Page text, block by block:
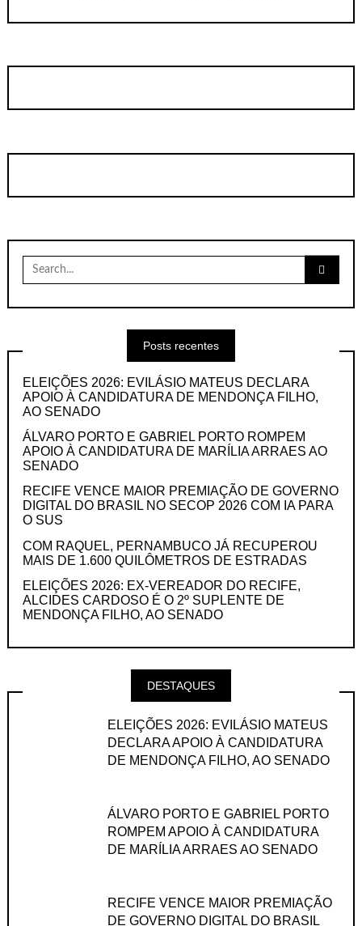
Search
for:
Posts recentes
ELEIÇÕES 2026: EVILÁSIO MATEUS DECLARA
APOIO À CANDIDATURA DE MENDONÇA FILHO,
AO SENADO
ÁLVARO PORTO E GABRIEL PORTO ROMPEM
APOIO À CANDIDATURA DE MARÍLIA ARRAES AO
SENADO
RECIFE VENCE MAIOR PREMIAÇÃO DE GOVERNO
DIGITAL DO BRASIL NO SECOP 2026 COM IA PARA
O SUS
COM RAQUEL, PERNAMBUCO JÁ RECUPEROU
MAIS DE 1.600 QUILÔMETROS DE ESTRADAS
ELEIÇÕES 2026: EX-VEREADOR DO RECIFE,
ALCIDES CARDOSO É O 2º SUPLENTE DE
MENDONÇA FILHO, AO SENADO
DESTAQUES
ELEIÇÕES 2026: EVILÁSIO MATEUS
DECLARA APOIO À CANDIDATURA
DE MENDONÇA FILHO, AO SENADO
ÁLVARO PORTO E GABRIEL PORTO
ROMPEM APOIO À CANDIDATURA
DE MARÍLIA ARRAES AO SENADO
RECIFE VENCE MAIOR PREMIAÇÃO
DE GOVERNO DIGITAL DO BRASIL